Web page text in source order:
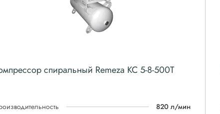
спиральный Remeza КС 5-8-500Т
820 л/мин